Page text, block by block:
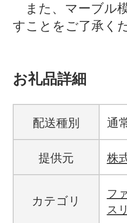
また、マーブル
すことをご了承く
お礼品詳細
配送種別 通
提供元 株
カテゴリ
フ
ス